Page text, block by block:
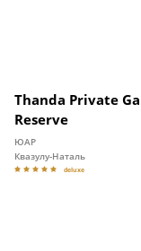
Thanda Private
Reserve
ЮАР
Квазулу-Наталь
deluxe